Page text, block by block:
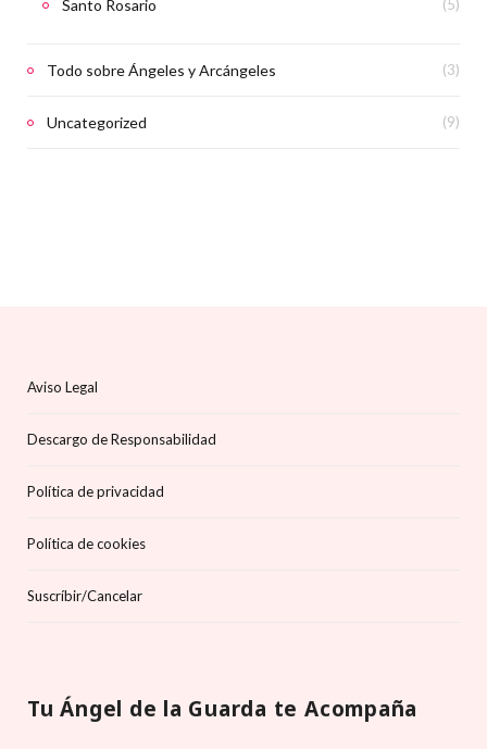
Santo Rosario (5)
Todo sobre Ángeles y Arcángeles (3)
Uncategorized (9)
Aviso Legal
Descargo de Responsabilidad
Política de privacidad
Política de cookies
Suscríbir/Cancelar
Tu Ángel de la Guarda te Acompaña